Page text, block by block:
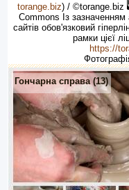
torange.biz) / ©torange.biz
Commons Із
сайтів обов'язковий
рамки цієї
https://
Гончарна справа (13)